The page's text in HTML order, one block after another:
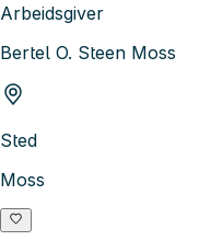
Arbeidsgiver
Bertel O. Steen Moss
Sted
Moss